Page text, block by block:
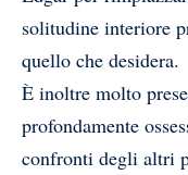
solitudine interiore
quello che desidera.
È inoltre molto
profondamente
confronti degli altri